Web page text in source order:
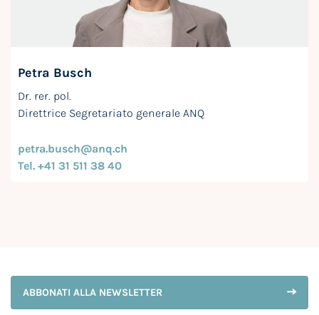
Petra Busch
Dr. rer. pol.
Direttrice Segretariato generale ANQ
petra.busch@anq.ch
Tel. +41 31 511 38 40
ABBONATI ALLA NEWSLETTER